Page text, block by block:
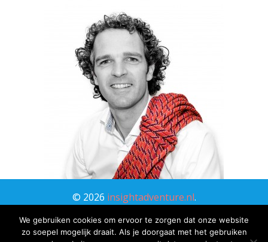
© 2026 insightadventure.nl.
Alle rechten voorbehouden. | Privacy Verklaring
We gebruiken cookies om ervoor te zorgen dat onze website
zo soepel mogelijk draait. Als je doorgaat met het gebruiken